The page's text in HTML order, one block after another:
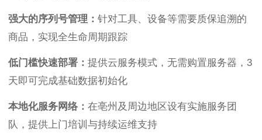
强大的序列号管理： 针对工具、设备等需要质保追溯的
商品，实现全生命周期跟踪
低门槛快速部署： 提供云服务模式，无需购置服务器，3
天即可完成基础数据初始化
本地化服务网络： 在亳州及周边地区设有实施服务团
队，提供上门培训与持续运维支持